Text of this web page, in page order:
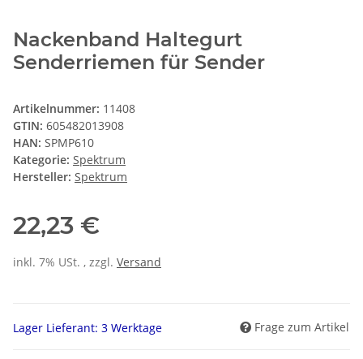
Nackenband Haltegurt
Senderriemen für Sender
Artikelnummer: 11408
GTIN: 605482013908
HAN: SPMP610
Kategorie: Spektrum
Hersteller: Spektrum
22,23 €
inkl. 7% USt. , zzgl. Versand
Lager Lieferant: 3 Werktage Frage zum Artikel